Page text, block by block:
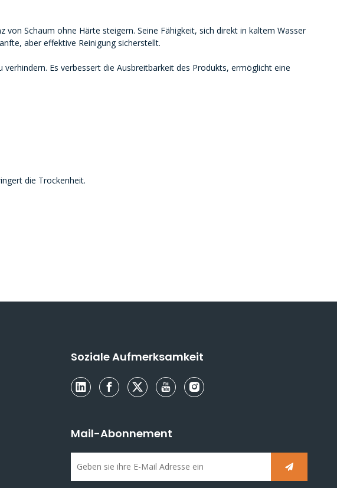
Schaum ohne Härte steigern. Seine Fähigkeit, sich direkt in kaltem Wasser
aber effektive Reinigung sicherstellt.
Es verbessert die Ausbreitbarkeit des Produkts, ermöglicht eine
die Trockenheit.
Soziale Aufmerksamkeit
Mail-Abonnement